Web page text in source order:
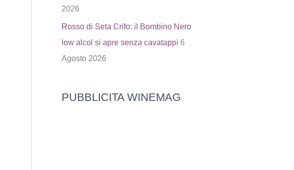
2026
Rosso di Seta Crifo: il Bombino Nero
low alcol si apre senza cavatappi 6
Agosto 2026
PUBBLICITA WINEMAG